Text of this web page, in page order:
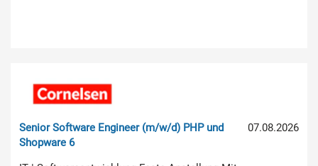
07.08.2026
Senior Software Engineer (m/w/d) PHP und
Shopware 6